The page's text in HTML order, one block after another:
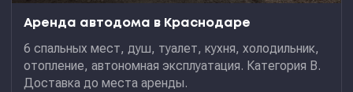
Аренда автодома в Краснодаре
6 спальных мест, душ, туалет, кухня, холодильник,
отопление, автономная эксплуатация. Категория В.
Доставка до места аренды.